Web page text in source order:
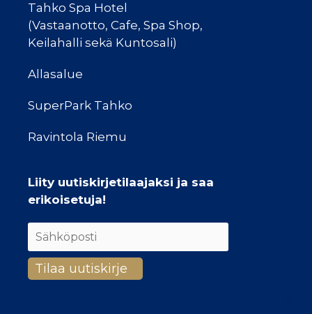
Tahko Spa Hotel
(Vastaanotto, Cafe, Spa Shop,
Keilahalli sekä Kuntosali)
Allasalue
SuperPark Tahko
Ravintola Riemu
Liity uutiskirjetilaajaksi ja saa
erikoisetuja!